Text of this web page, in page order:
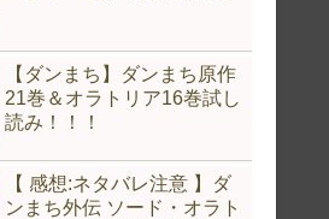
【ダンまち】ダンまち原作
21巻＆オラトリア16巻試し
読み！！！
【 感想:ネタバレ注意 】ダ
ンまち外伝 ソード・オラト